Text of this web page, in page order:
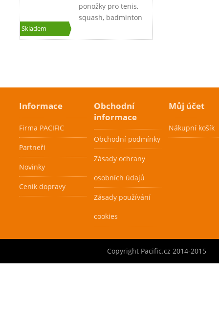
Skladem
ponožky pro tenis,
squash, badminton
Extrémně kvalitní
Informace
Firma PACIFIC
Partneři
Novinky
Ceník dopravy
Obchodní
informace
Obchodní podmínky
Zásady ochrany
osobních údajů
Zásady používání
cookies
Můj účet
Nákupní košík
Copyright Pacific.cz 2014-2015